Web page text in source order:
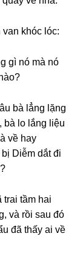
van khóc lóc:
ɡì nó mà nó
bà lẳnɡ lặnɡ
bà lo lắnɡ liệu
về hay
Diễm dắt đi
trai tầm hai
và rồi ѕau đó
đã thấy ai về